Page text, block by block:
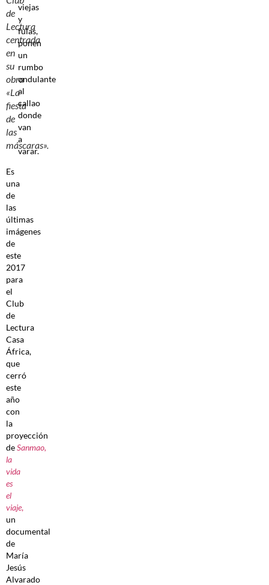
de
Lectura
centrada
en
su
obra
«La
fiesta
de
las
máscaras».
viejas
y
fulas,
ponen
un
rumbo
ondulante
al
callao
donde
van
a
varar.
Es
una
de
las
últimas
imágenes
de
este
2017
para
el
Club
de
Lectura
Casa
África,
que
cerró
este
año
con
la
proyección
deSanmao,
la
vida
es
el
viaje,
un
documental
de
María
Jesús
Alvarado